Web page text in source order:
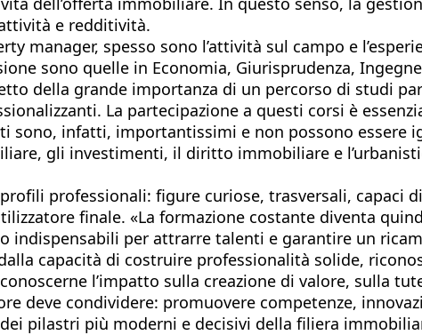
e redditività.
manager, spesso sono l’attività sul campo e
sono quelle in Economia, Giurisprudenza,
della grande importanza di un percorso di studi
La partecipazione a questi corsi è
sono, infatti, importantissimi e non possono essere
gli investimenti, il diritto immobiliare e
professionali: figure curiose, trasversali, capaci
finale. «La formazione costante diventa
indispensabili per attrarre talenti e garantire un
capacità di costruire professionalità solide,
l’impatto sulla creazione di valore, sulla
deve condividere: promuovere competenze,
pilastri più moderni e decisivi della filiera